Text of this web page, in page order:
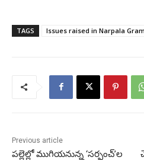
TAGS Issues raised in Narpala Gram
Previous article
పల్లెల్లో ముగియనున్న ‘సర్పంచ్’ల